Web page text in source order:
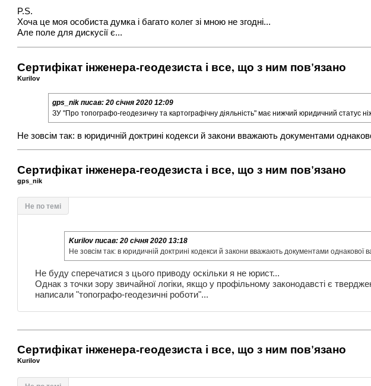
P.S.
Хоча це моя особиста думка і багато колег зі мною не згодні...
Але поле для дискусії є...
Сертифікат інженера-геодезиста і все, що з ним пов'язано
Kurilov
gps_nikписав:20 січня 2020 12:09
ЗУ "Про топографо-геодезичну та картографічну діяльність" має нижчий юридичний статус
Не зовсім так: в юридичній доктрині кодекси й закони вважають документами
Сертифікат інженера-геодезиста і все, що з ним пов'язано
gps_nik
Не по темі
Kurilovписав:20 січня 2020 13:18
Не зовсім так: в юридичній доктрині кодекси й закони вважають документами однакової
Не буду сперечатися з цього приводу оскільки я не юрист...
Однак з точки зору звичайної логіки, якщо у профільному законодавсті є
написали "топографо-геодезичні роботи"...
Сертифікат інженера-геодезиста і все, що з ним пов'язано
Kurilov